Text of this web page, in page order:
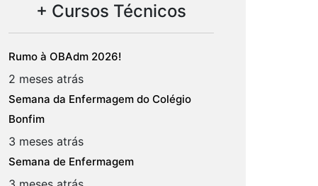
+ Cursos Técnicos
Rumo à OBAdm 2026!
2 meses atrás
Semana da Enfermagem do Colégio
Bonfim
3 meses atrás
Semana de Enfermagem